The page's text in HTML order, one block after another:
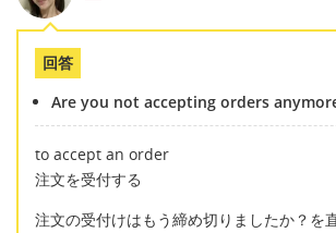
回答
Are you not accepting orders
to accept an order
注文を受付する
注文の受付けはもう締め切りましたか？を